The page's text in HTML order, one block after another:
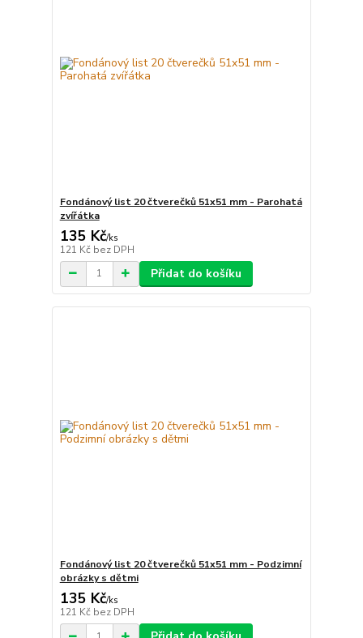
Fondánový list 20 čtverečků 51x51 mm - Parohatá
zvířátka
135 Kč/ks
121 Kč bez DPH
Přidat do košíku
Fondánový list 20 čtverečků 51x51 mm - Podzimní
obrázky s dětmi
135 Kč/ks
121 Kč bez DPH